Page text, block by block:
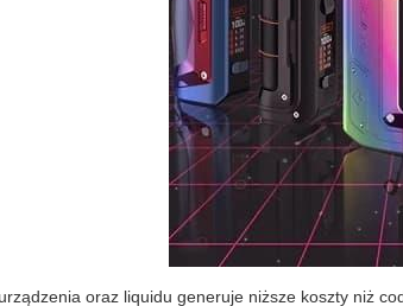
oraz liquidu generuje niższe koszty niż